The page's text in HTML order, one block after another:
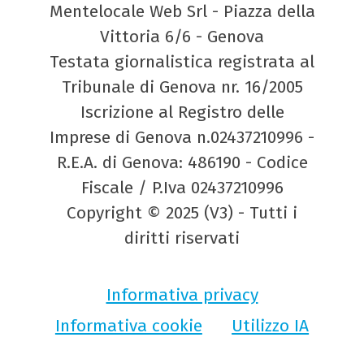
Mentelocale Web Srl - Piazza della
Vittoria 6/6 - Genova
Testata giornalistica registrata al
Tribunale di Genova nr. 16/2005
Iscrizione al Registro delle
Imprese di Genova n.02437210996 -
R.E.A. di Genova: 486190 - Codice
Fiscale / P.Iva 02437210996
Copyright © 2025 (V3) - Tutti i
diritti riservati
Informativa privacy
Informativa cookie
Utilizzo IA